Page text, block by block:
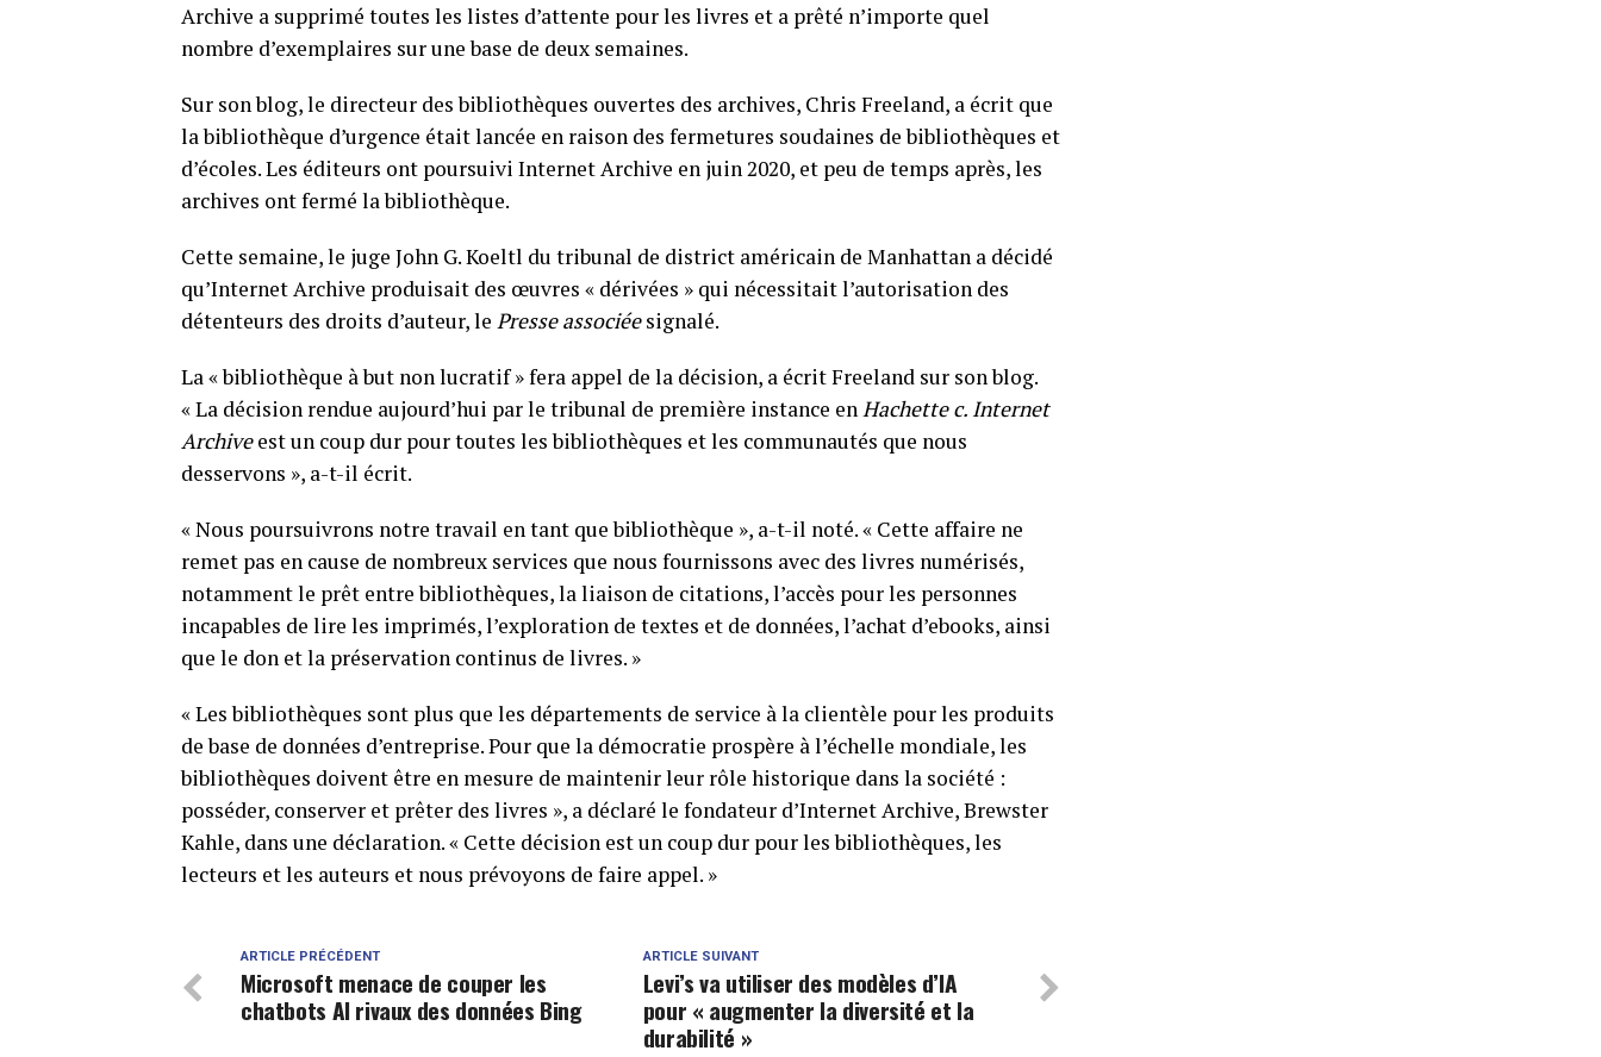
Archive a supprimé toutes les listes d’attente pour les livres et a prêté n’importe quel
nombre d’exemplaires sur une base de deux semaines.
Sur son blog, le directeur des bibliothèques ouvertes des archives, Chris Freeland, a écrit que
la bibliothèque d’urgence était lancée en raison des fermetures soudaines de bibliothèques et
d’écoles. Les éditeurs ont poursuivi Internet Archive en juin 2020, et peu de temps après, les
archives ont fermé la bibliothèque.
Cette semaine, le juge John G. Koeltl du tribunal de district américain de Manhattan a décidé
qu’Internet Archive produisait des œuvres « dérivées » qui nécessitait l’autorisation des
détenteurs des droits d’auteur, le Presse associéesignalé.
La « bibliothèque à but non lucratif » fera appel de la décision, a écrit Freeland sur son blog.
« La décision rendue aujourd’hui par le tribunal de première instance enHachette c. Internet
Archiveest un coup dur pour toutes les bibliothèques et les communautés que nous
desservons », a-t-il écrit.
« Nous poursuivrons notre travail en tant que bibliothèque », a-t-il noté. « Cette affaire ne
remet pas en cause de nombreux services que nous fournissons avec des livres numérisés,
notamment le prêt entre bibliothèques, la liaison de citations, l’accès pour les personnes
incapables de lire les imprimés, l’exploration de textes et de données, l’achat d’ebooks, ainsi
que le don et la préservation continus de livres. »
« Les bibliothèques sont plus que les départements de service à la clientèle pour les produits
de base de données d’entreprise. Pour que la démocratie prospère à l’échelle mondiale, les
bibliothèques doivent être en mesure de maintenir leur rôle historique dans la société :
posséder, conserver et prêter des livres », a déclaré le fondateur d’Internet Archive, Brewster
Kahle, dans une déclaration. « Cette décision est un coup dur pour les bibliothèques, les
lecteurs et les auteurs et nous prévoyons de faire appel. »
ARTICLE SUIVANT
Levi’s va utiliser des modèles d’IA
pour « augmenter la diversité et la
durabilité »
ARTICLE PRÉCÉDENT
Microsoft menace de couper les
chatbots AI rivaux des données Bing